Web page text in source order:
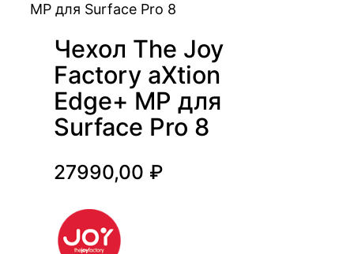
MP для Surface Pro 8
Чехол The Joy
Factory aXtion
Edge+ MP для
Surface Pro 8
27990,00 ₽